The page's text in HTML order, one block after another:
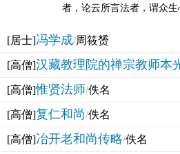
者，论云所言法者，谓众
[居士]冯学成/周筱赟
[高僧]汉藏教理院的禅宗教师本
[高僧]惟贤法师/佚名
[高僧]复仁和尚/佚名
[高僧]冶开老和尚传略/佚名